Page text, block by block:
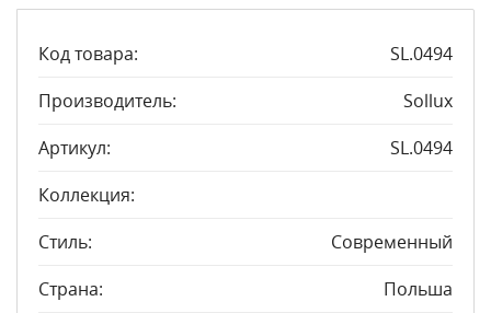
Код товара:
SL.0494
Производитель:
Sollux
Артикул:
SL.0494
Коллекция:
Стиль:
Современный
Страна:
Польша